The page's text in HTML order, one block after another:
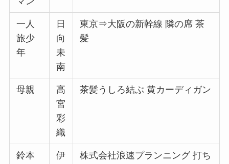
一人
旅少
年
日
向
未
南
東京⇒大阪の新幹線 隣の席 茶
髪
母親
高
宮
彩
織
茶髪うしろ結ぶ 黄カーディガン
鈴本
伊
株式会社浪速プランニング 打ち